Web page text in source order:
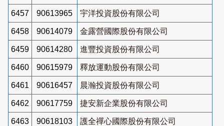
6457 90613965 宇洋投資股份有限公司
6458 90614079 金露營國際股份有限公司
6459 90614280 進豐投資股份有限公司
6460 90615979 釋放運動股份有限公司
6461 90616457 晨瀚投資股份有限公司
6462 90617759 捷安新企業股份有限公司
6463 90618103 護全禪心國際股份有限公司